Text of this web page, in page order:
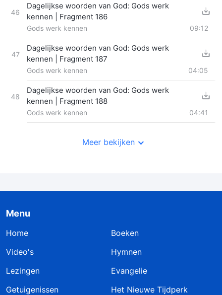
46
Dagelijkse woorden van God: Gods werk
kennen | Fragment 186
Gods werk kennen 09:12
47
Dagelijkse woorden van God: Gods werk
kennen | Fragment 187
Gods werk kennen 04:05
48
Dagelijkse woorden van God: Gods werk
kennen | Fragment 188
Gods werk kennen 04:41
Meer bekijken
Menu
Home
Boeken
Video's
Hymnen
Lezingen
Evangelie
Getuigenissen
Het Nieuwe Tijdperk